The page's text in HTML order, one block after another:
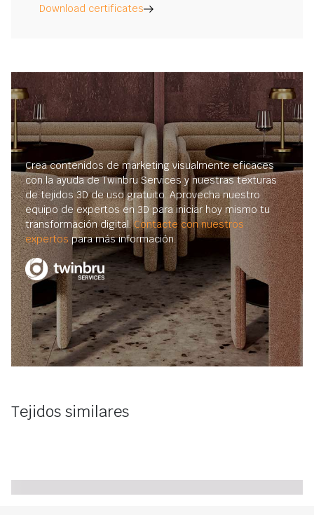
Download certificates
Crea contenidos de marketing visualmente eficaces
con la ayuda de Twinbru Services y nuestras texturas
de tejidos 3D de uso gratuito. Aprovecha nuestro
equipo de expertos en 3D para iniciar hoy mismo tu
transformación digital.Contacte con nuestros
expertos para más información.
Tejidos similares